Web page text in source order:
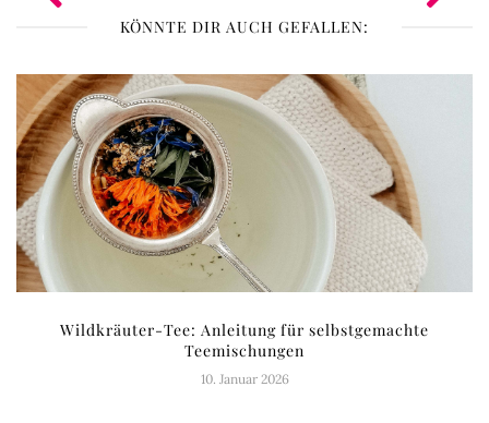
KÖNNTE DIR AUCH GEFALLEN:
Wildkräuter-Tee: Anleitung für selbstgemachte
Teemischungen
10. Januar 2026